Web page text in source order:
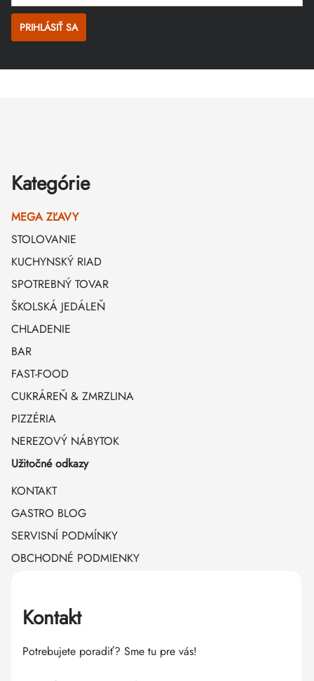
PRIHLÁSIŤ SA
Kategórie
MEGA ZĽAVY
STOLOVANIE
KUCHYNSKÝ RIAD
SPOTREBNÝ TOVAR
ŠKOLSKÁ JEDÁLEŇ
CHLADENIE
BAR
FAST-FOOD
CUKRÁREŇ & ZMRZLINA
PIZZÉRIA
NEREZOVÝ NÁBYTOK
Užitočné odkazy
KONTAKT
GASTRO BLOG
SERVISNÍ PODMÍNKY
OBCHODNÉ PODMIENKY
Kontakt
Potrebujete poradiť? Sme tu pre vás!